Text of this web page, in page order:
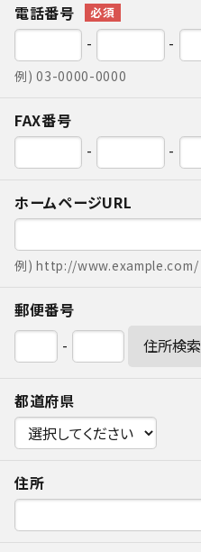
call 06-6130-8700
電話番号
-
-
例) 03-0000-0000
FAX番号
-
-
ホームページURL
例) http://www.example.com/
郵便番号
-
住所検索
都道府県
住所